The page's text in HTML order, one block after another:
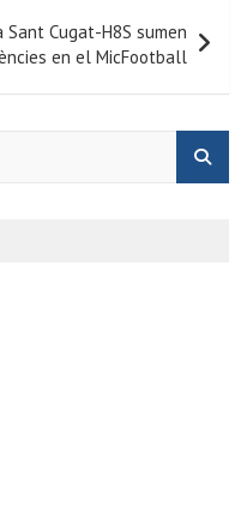
Sant Cugat-H8S sumen
en el MicFootball